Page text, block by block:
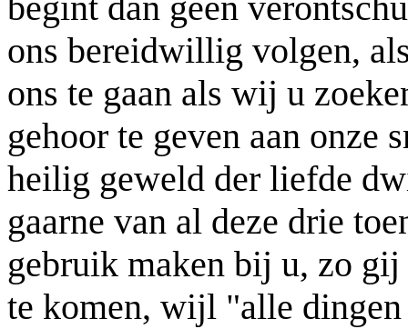
ons bereidwillig volgen,
ons te gaan als wij u
gehoor te geven aan onze
heilig geweld der liefde
gaarne van al deze drie
gebruik maken bij u, zo gij
te komen, wijl "alle